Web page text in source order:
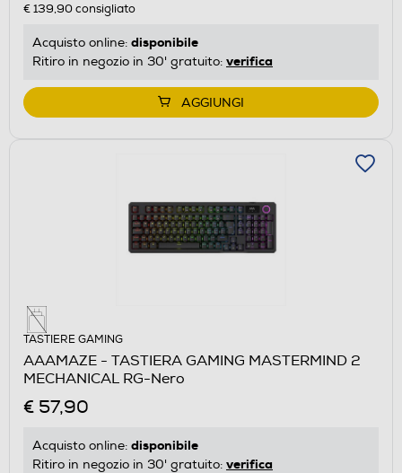
€ 139,90consigliato
Acquisto online: disponibile
Ritiro in negozio in 30' gratuito: verifica
AGGIUNGI
TASTIERE GAMING
AAAMAZE - TASTIERA GAMING MASTERMIND 2
MECHANICAL RG-Nero
€ 57,90
Acquisto online: disponibile
Ritiro in negozio in 30' gratuito: verifica